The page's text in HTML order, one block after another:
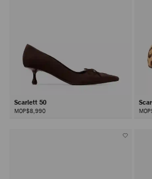
Scarlett 50
MOP$8,990